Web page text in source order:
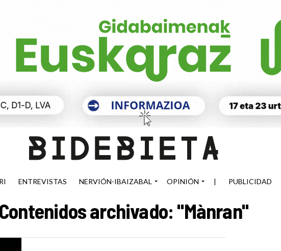
ENTREVISTAS NERVIÓN-IBAIZABAL OPINIÓN | PUBLICIDAD
Contenidos archivado: "Mànran"